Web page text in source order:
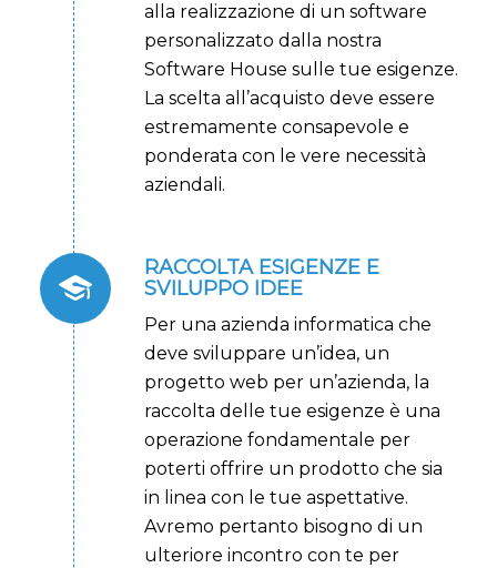
alla realizzazione di un software
personalizzato dalla nostra
Software House sulle tue esigenze.
La scelta all’acquisto deve essere
estremamente consapevole e
ponderata con le vere necessità
aziendali.
RACCOLTA ESIGENZE E
SVILUPPO IDEE
Per una azienda informatica che
deve sviluppare un’idea, un
progetto web per un’azienda, la
raccolta delle tue esigenze è una
operazione fondamentale per
poterti offrire un prodotto che sia
in linea con le tue aspettative.
Avremo pertanto bisogno di un
ulteriore incontro con te per